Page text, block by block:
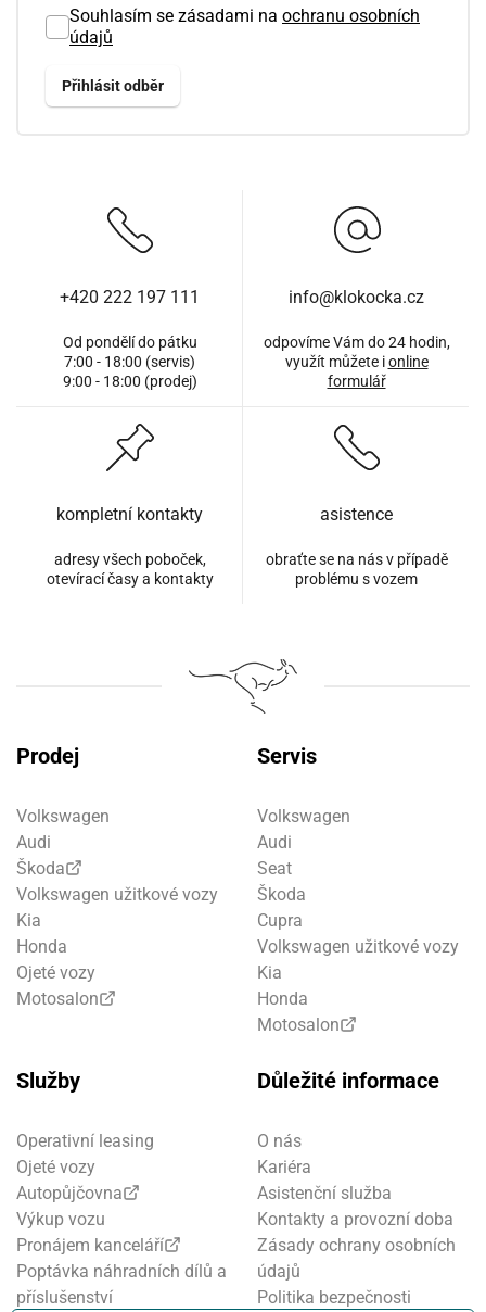
Souhlasím se zásadami na ochranu osobních
údajů
+420 222 197 111
Od pondělí do pátku
7:00 - 18:00 (servis)
9:00 - 18:00 (prodej)
info@klokocka.cz
odpovíme Vám do 24 hodin,
využít můžete ionline
formulář
kompletní kontakty
adresy všech poboček,
otevírací časy a kontakty
asistence
obraťte se na nás v případě
problému s vozem
Prodej
Volkswagen
Audi
Škoda
Volkswagen užitkové vozy
Kia
Honda
Ojeté vozy
Motosalon
Servis
Volkswagen
Audi
Seat
Škoda
Cupra
Volkswagen užitkové vozy
Kia
Honda
Motosalon
Služby
Operativní leasing
Ojeté vozy
Autopůjčovna
Výkup vozu
Pronájem kanceláří
Poptávka náhradních dílů a
příslušenství
Důležité informace
O nás
Kariéra
Asistenční služba
Kontakty a provozní doba
Zásady ochrany osobních
údajů
Politika bezpečnosti